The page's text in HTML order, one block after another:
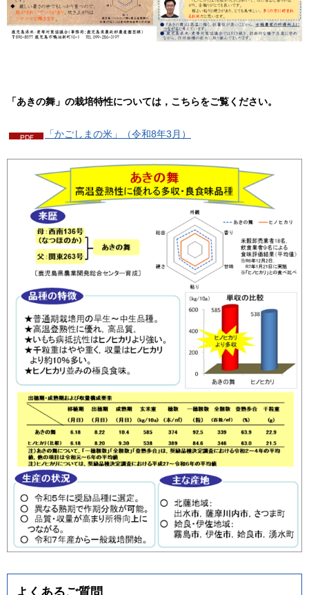
「あきの舞」の栽培特性については，こちらをご覧ください。
「かごしまの米」（令和8年3月）